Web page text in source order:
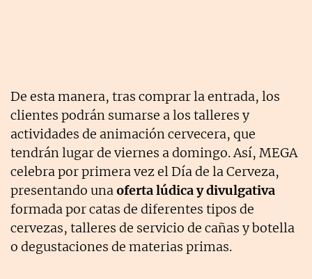
De esta manera, tras comprar la entrada, los
clientes podrán sumarse a los talleres y
actividades de animación cervecera, que
tendrán lugar de viernes a domingo. Así, MEGA
celebra por primera vez el Día de la Cerveza,
presentando unaoferta lúdica y divulgativa
formada por catas de diferentes tipos de
cervezas, talleres de servicio de cañas y botella
o degustaciones de materias primas.